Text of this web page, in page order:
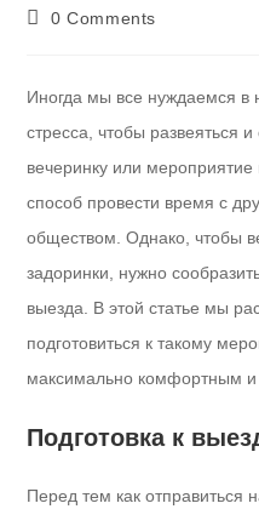
0 Comments
Иногда мы все нуждаемся в
стресса, чтобы развеяться
вечеринку или
способ провести время с
обществом. Однако, чтобы
задоринки, нужно
выезда. В этой статье мы
подготовиться к такому
максимально комфортным
Подготовка к
Перед тем как отправиться